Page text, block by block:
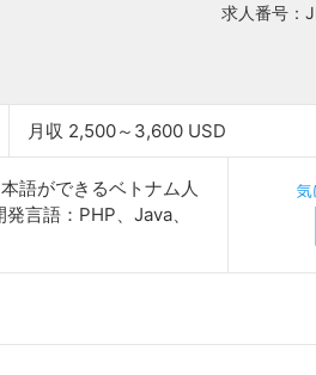
求人番号：
月収 2,500～3,600 USD
語ができるベトナム人
言語：PHP、Java、